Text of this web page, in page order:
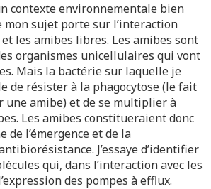
contexte environnementale bien
sujet porte sur l’interaction
les amibes libres. Les amibes sont
organismes unicellulaires qui vont
Mais la bactérie sur laquelle je
de résister à la phagocytose (le fait
une amibe) et de se multiplier à
Les amibes constitueraient donc
de l’émergence et de la
J’essaye d’identifier
qui, dans l’interaction avec les
des pompes à efflux.